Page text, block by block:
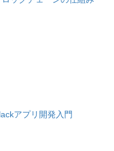
アプリ開発入門